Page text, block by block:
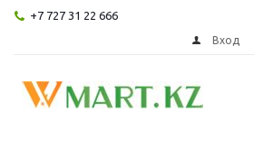
+7 727 31 22 666
Вход